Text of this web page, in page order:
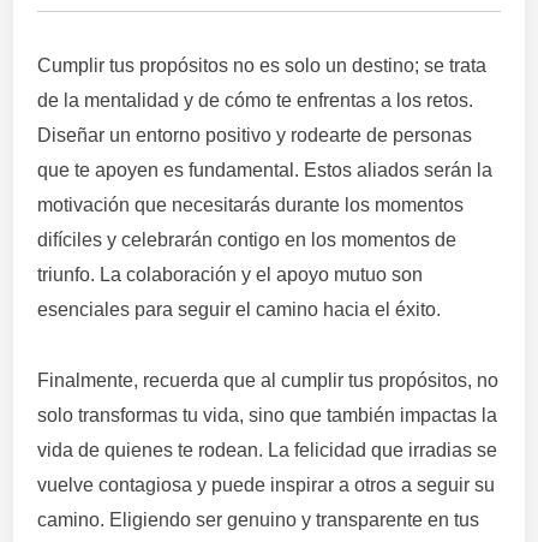
Cumplir tus propósitos no es solo un destino; se trata
de la mentalidad y de cómo te enfrentas a los retos.
Diseñar un entorno positivo y rodearte de personas
que te apoyen es fundamental. Estos aliados serán la
motivación que necesitarás durante los momentos
difíciles y celebrarán contigo en los momentos de
triunfo. La colaboración y el apoyo mutuo son
esenciales para seguir el camino hacia el éxito.
Finalmente, recuerda que al cumplir tus propósitos, no
solo transformas tu vida, sino que también impactas la
vida de quienes te rodean. La felicidad que irradias se
vuelve contagiosa y puede inspirar a otros a seguir su
camino. Eligiendo ser genuino y transparente en tus